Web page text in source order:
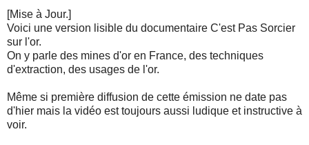
[Mise à Jour.]
Voici une version lisible du documentaire C'est Pas Sorcier
sur l'or.
On y parle des mines d'or en France, des techniques
d'extraction, des usages de l'or.
Même si première diffusion de cette émission ne date pas
d'hier mais la vidéo est toujours aussi ludique et instructive à
voir.